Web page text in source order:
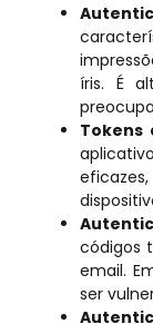
íris. É
Tokens
códigos
email.
ser